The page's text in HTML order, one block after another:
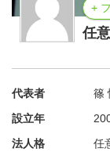
ます。毎年子ど
※お子様が参加
★魚を見比べて
+
任
代表者
篠
設立年
法人格
任